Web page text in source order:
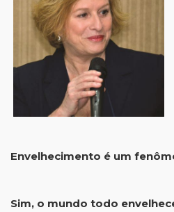
Envelhecimento é um
Sim, o mundo todo